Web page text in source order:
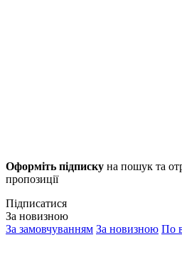
Оформіть підписку на пошук та
пропозиції
Підписатися
За новизною
За замовчуванням За новизною По